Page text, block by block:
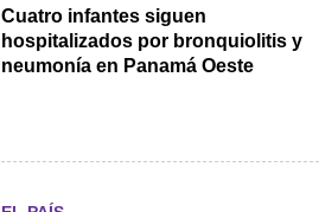
Cuatro infantes siguen
hospitalizados por bronquiolitis y
neumonía en Panamá Oeste